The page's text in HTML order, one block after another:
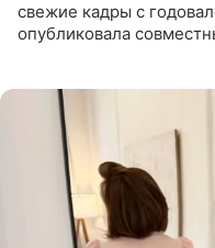
свежие кадры с
опубликовала